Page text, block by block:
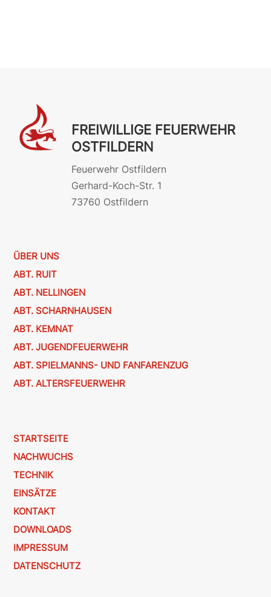
FREIWILLIGE FEUERWEHR
OSTFILDERN
Feuerwehr Ostfildern
Gerhard-Koch-Str. 1
73760 Ostfildern
ÜBER UNS
ABT. RUIT
ABT. NELLINGEN
ABT. SCHARNHAUSEN
ABT. KEMNAT
ABT. JUGENDFEUERWEHR
ABT. SPIELMANNS- UND FANFARENZUG
ABT. ALTERSFEUERWEHR
STARTSEITE
NACHWUCHS
TECHNIK
EINSÄTZE
KONTAKT
DOWNLOADS
IMPRESSUM
DATENSCHUTZ